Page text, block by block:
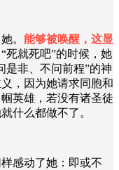
。 能够被唤醒，这显
死就死吧”的时候，她
是非、不问前程”的神
，因为她请求同胞和
英雄，若没有诸圣徒
什么都做不了。
感动了她：即或不